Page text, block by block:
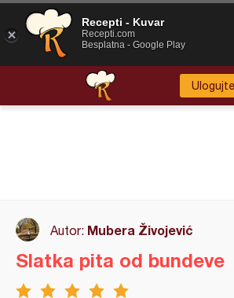
Autor: Mubera Živojević
Slatka pita od bundeve
Recepti - Kuvar
Recepti.com
Besplatna - Google Play